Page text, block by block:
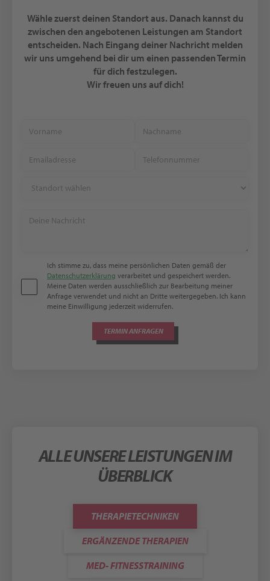
Wähle zuerst deinen Standort aus. Danach kannst du
zwischen den angebotenen Leistungen am Standort
entscheiden. Nach Eingang deiner Nachricht melden
wir uns umgehend bei dir um einen passenden Termin
für dich festzulegen.
Wir freuen uns auf dich!
Ich stimme zu, dass meine persönlichen Daten gemäß der
Datenschutzerklärung verarbeitet und gespeichert werden.
Meine Daten werden ausschließlich zur Bearbeitung meiner
Anfrage verwendet und nicht an Dritte weitergegeben. Ich kann
meine Einwilligung jederzeit widerrufen.
ALLE UNSERE LEISTUNGEN IM
ÜBERBLICK
THERAPIETECHNIKEN
ERGÄNZENDE THERAPIEN
MED- FITNESSTRAINING